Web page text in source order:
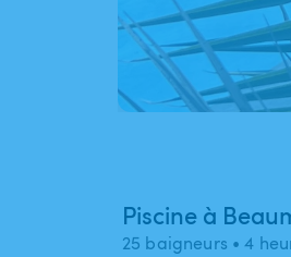
Piscine à
25 baigneurs • 4